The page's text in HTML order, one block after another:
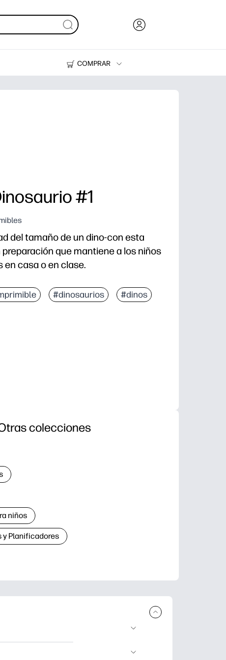
COMPRAR
Impresoras
#1
del tamaño de un dino-con esta
que mantiene a los niños
casa o en clase.
y uso: toma crayones o marcadores y listo.
y amigables para los niños apoyan la práctica
tempranos, días lluviosos, viajes, o
#dinosaurios #dinos
colecciones
niños
y Planificadores